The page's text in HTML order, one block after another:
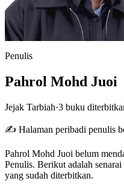
Penulis
Pahrol Mohd Juoi
Jejak Tarbiah·3 buku
✍️ Halaman peribadi penulis
Pahrol Mohd Juoi belum
Penulis. Berikut adalah
yang sudah diterbitkan.